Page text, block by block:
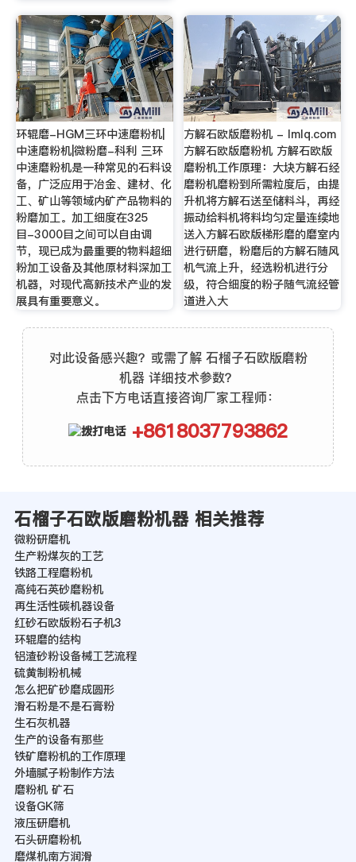
环辊磨-HGM三环中速磨粉机|
中速磨粉机|微粉磨-科利 三环
中速磨粉机是一种常见的石料设
备，广泛应用于冶金、建材、化
工、矿山等领域内矿产品物料的
粉磨加工。加工细度在325
目-3000目之间可以自由调
节，现已成为最重要的物料超细
粉加工设备及其他原材料深加工
机器，对现代高新技术产业的发
展具有重要意义。
方解石欧版磨粉机 - lmlq.com
方解石欧版磨粉机 方解石欧版
磨粉机工作原理：大块方解石经
磨粉机磨粉到所需粒度后，由提
升机将方解石送至储料斗，再经
振动给料机将料均匀定量连续地
送入方解石欧版梯形磨的磨室内
进行研磨，粉磨后的方解石随风
机气流上升，经选粉机进行分
级，符合细度的粉子随气流经管
道进入大
对此设备感兴趣？或需了解 石榴子石欧版磨粉
机器 详细技术参数？
点击下方电话直接咨询厂家工程师：
+8618037793862
石榴子石欧版磨粉机器 相关推荐
微粉研磨机
生产粉煤灰的工艺
铁路工程磨粉机
高纯石英砂磨粉机
再生活性碳机器设备
红砂石欧版粉石子机3
环辊磨的结构
铝渣砂粉设备械工艺流程
硫黄制粉机械
怎么把矿砂磨成圆形
滑石粉是不是石膏粉
生石灰机器
生产的设备有那些
铁矿磨粉机的工作原理
外墙腻子粉制作方法
磨粉机 矿石
设备GK筛
液压研磨机
石头研磨粉机
磨煤机南方润滑